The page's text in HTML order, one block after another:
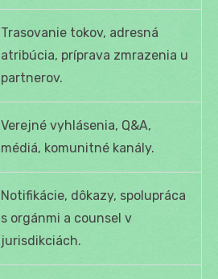
Trasovanie tokov, adresná
atribúcia, príprava zmrazenia u
partnerov.
Verejné vyhlásenia, Q&A,
médiá, komunitné kanály.
Notifikácie, dôkazy, spolupráca
s orgánmi a counsel v
jurisdikciách.